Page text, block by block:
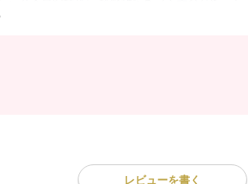
まったく検証できなくなっている。「森友・加
通して見られるのは、政権による公文書の軽視
にすり替え、捨ててしまう。あるいは捨てたこ
すのと同じ」と言って公文書にしない。公開対
れないようにもしていた。
的な情報統制だ。証拠を隠し、捨てるどころ
ね、官僚が重い口を開く。一歩ずつ真実に近づ
レビューを書く